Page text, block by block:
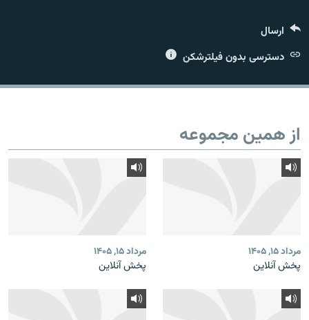
زبان‌های دیگر
ارسال
دسترسی بدون فیلترشکن
از همین مجموعه
مرداد ۱۵, ۱۴۰۵
پخش آنلاین
مرداد ۱۵, ۱۴۰۵
پخش آنلاین